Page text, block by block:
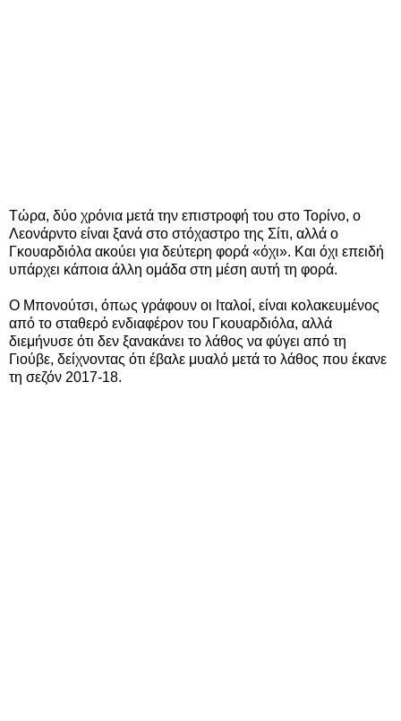
Τώρα, δύο χρόνια μετά την επιστροφή του στο Τορίνο, ο
Λεονάρντο είναι ξανά στο στόχαστρο της Σίτι, αλλά ο
Γκουαρδιόλα ακούει για δεύτερη φορά «όχι». Και όχι επειδή
υπάρχει κάποια άλλη ομάδα στη μέση αυτή τη φορά.
Ο Μπονούτσι, όπως γράφουν οι Ιταλοί, είναι κολακευμένος
από το σταθερό ενδιαφέρον του Γκουαρδιόλα, αλλά
διεμήνυσε ότι δεν ξανακάνει το λάθος να φύγει από τη
Γιούβε, δείχνοντας ότι έβαλε μυαλό μετά το λάθος που έκανε
τη σεζόν 2017-18.